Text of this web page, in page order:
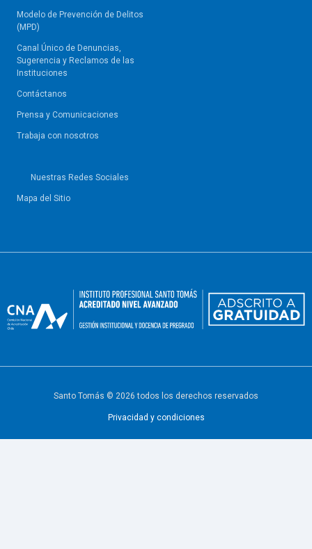
Modelo de Prevención de Delitos
(MPD)
Canal Único de Denuncias,
Sugerencia y Reclamos de las
Instituciones
Contáctanos
Prensa y Comunicaciones
Trabaja con nosotros
Nuestras Redes Sociales
Mapa del Sitio
Santo Tomás © 2026 todos los derechos reservados
Privacidad y condiciones